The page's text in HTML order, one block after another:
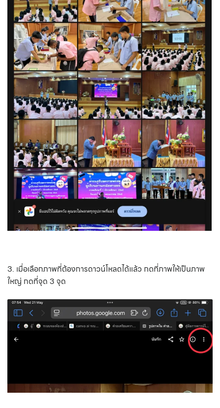
3. เมื่อเลือกภาพที่ต้องการดาวน์โหลดได้แล้ว กดที่ภาพให้เป็นภาพ
ใหญ่ กดที่จุด 3 จุด